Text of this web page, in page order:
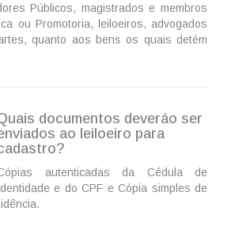
Públicos, magistrados e membros
ou Promotoria, leiloeiros, advogados
quanto aos bens os quais detém
documentos deveráo ser
ao leiloeiro para
autenticadas da Cédula de
e do CPF e Cópia simples de